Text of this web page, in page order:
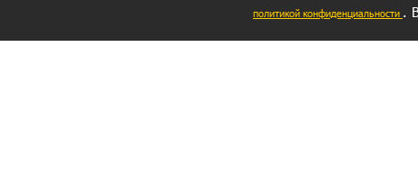
политикой конфиденциальности .